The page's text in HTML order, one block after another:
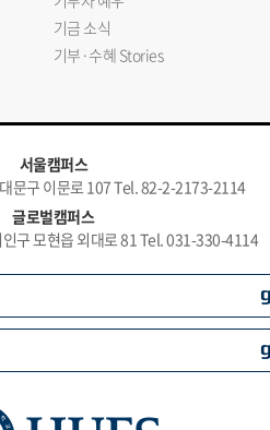
기금 소식
기부·수혜 Stories
서울캠퍼스
문구 이문로 107 Tel. 82-2-2173-2114
글로벌캠퍼스
구 모현읍 외대로 81 Tel. 031-330-4114